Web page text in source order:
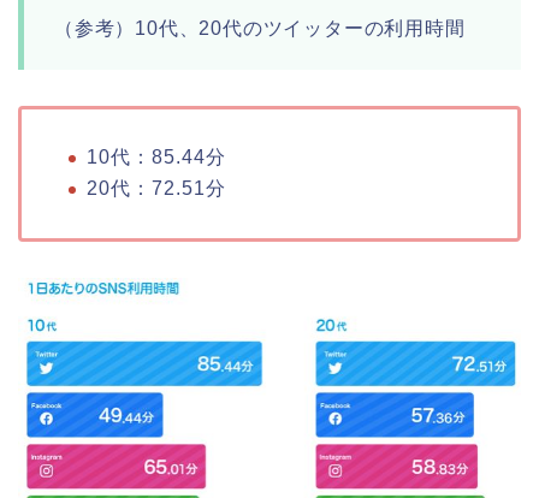
（参考）10代、20代のツイッターの利用時間
10代：85.44分
20代：72.51分